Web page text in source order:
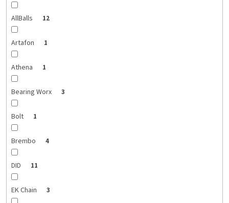
AllBalls 12
Artafon 1
Athena 1
Bearing Worx 3
Bolt 1
Brembo 4
DID 11
EK Chain 3